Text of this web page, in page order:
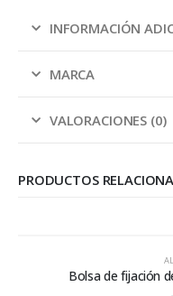
INFORMACIÓN
MARCA
VALORACIONES (0)
PRODUCTOS
Bolsa de fijación